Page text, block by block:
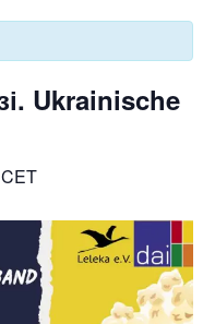
Ukrainische
CET